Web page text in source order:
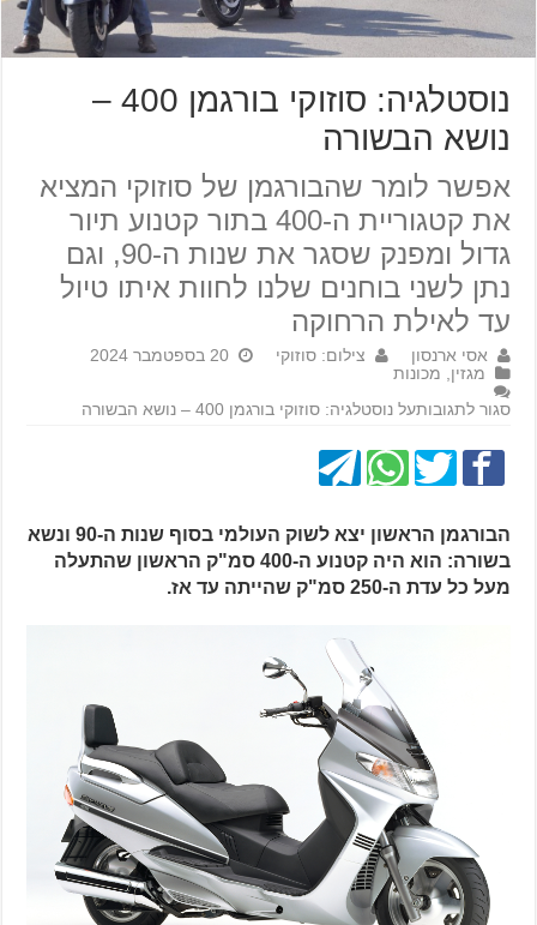
נוסטלגיה: סוזוקי בורגמן 400 –
נושא הבשורה
אפשר לומר שהבורגמן של סוזוקי המציא
את קטגוריית ה-400 בתור קטנוע תיור
גדול ומפנק שסגר את שנות ה-90, וגם
נתן לשני בוחנים שלנו לחוות איתו טיול
עד לאילת הרחוקה
אסי ארנסון צילום: סוזוקי
20 בספטמבר 2024
מגזין
מכונות
סגור לתגובותעל נוסטלגיה: סוזוקי בורגמן 400 – נושא הבשורה
הבורגמן הראשון יצא לשוק העולמי בסוף שנות ה-90 ונשא
בשורה: הוא היה קטנוע ה-400 סמ"ק הראשון שהתעלה
מעל כל עדת ה-250 סמ"ק שהייתה עד אז.